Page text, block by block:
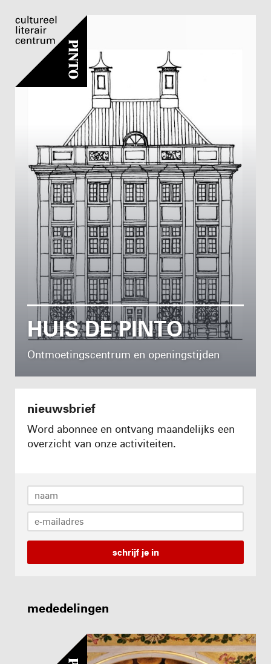
HUIS DE PINTO
Ontmoetingscentrum en openingstijden
nieuwsbrief
Word abonnee en ontvang maandelijks een
overzicht van onze activiteiten.
mededelingen